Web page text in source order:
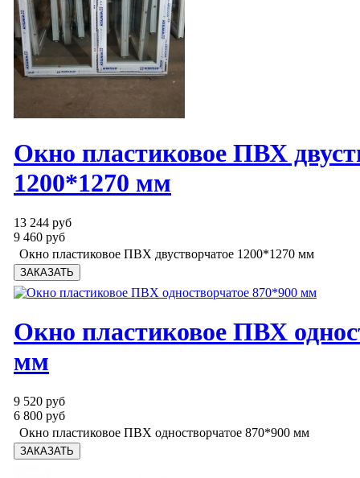
Окно пластиковое ПВХ
1200*1270 мм
13 244 руб
9 460 руб
Окно пластиковое ПВХ двустворчатое 1200*1270 мм
Окно пластиковое ПВХ
мм
9 520 руб
6 800 руб
Окно пластиковое ПВХ одностворчатое 870*900 мм